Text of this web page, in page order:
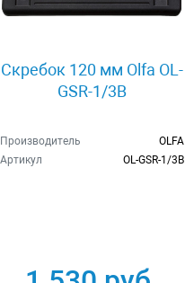
Скребок 120 мм Olfa OL-
GSR-1/3B
Производитель
OLFA
Артикул
OL-GSR-1/3B